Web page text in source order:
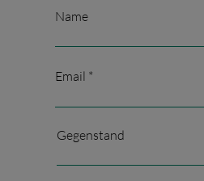
Name
Email
Gegenstand